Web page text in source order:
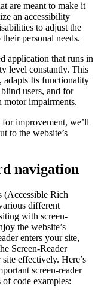
are meant to make it
an accessibility
to adjust the
personal needs.
application that runs in
level constantly. This
adapts Its functionality
users, and for
impairments.
improvement, we’ll
to the website’s
navigation
(Accessible Rich
different
with screen-
the website’s
enters your site,
Screen-Reader
effectively. Here’s
screen-reader
of code examples: